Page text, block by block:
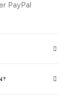
PayPal